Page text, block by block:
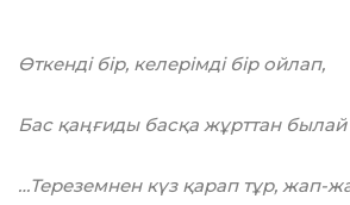
Өткенді бір, келерімді бір ойлап,
Бас қаңғиды басқа жұрттан
…Тереземнен күз қарап тұр, жап-